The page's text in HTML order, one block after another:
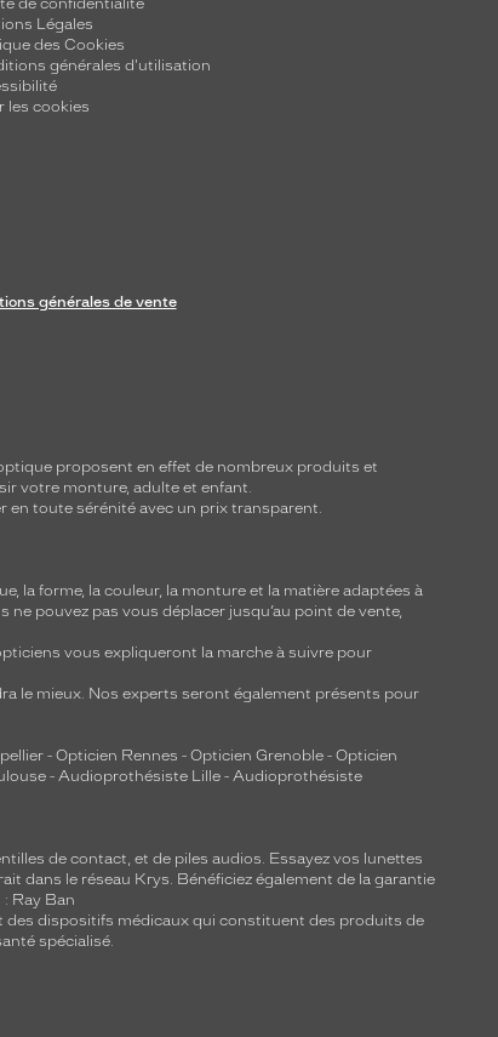
de confidentialité
Légales
des Cookies
générales d'utilisation
les cookies
générales de vente
proposent en effet de nombreux produits et
votre monture, adulte et enfant.
en toute sérénité avec un prix transparent.
la forme, la couleur, la monture et la matière adaptées à
pouvez pas vous déplacer jusqu’au point de vente,
vous expliqueront la marche à suivre pour
le mieux. Nos experts seront également présents pour
- Opticien Rennes - Opticien Grenoble - Opticien
- Audioprothésiste Lille - Audioprothésiste
de contact, et de piles audios. Essayez vos lunettes
dans le réseau Krys. Bénéficiez également de la garantie
: Ray Ban
des dispositifs médicaux qui constituent des produits de
spécialisé.